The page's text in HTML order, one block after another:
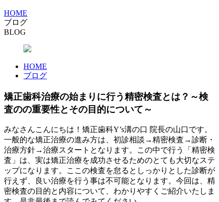
HOME
ブログ
BLOG
HOME
ブログ
矯正歯科治療の始まりに行う精密検査とは？～検
査のの重要性とその目的について～
みなさんこんにちは！矯正歯科Y’s溝の口 院長の山口です。
一般的な矯正治療の進み方は、初診相談→精密検査→診断・
治療方針→治療スタートとなります。この中で行う「精密検
査」は、実は矯正治療を成功させるためのとても大切なステ
ップになります。ここの検査を怠るとしっかりとした診断が
行えず、良い治療を行う事は不可能となります。今回は、精
密検査の目的と内容について、わかりやすくご紹介いたしま